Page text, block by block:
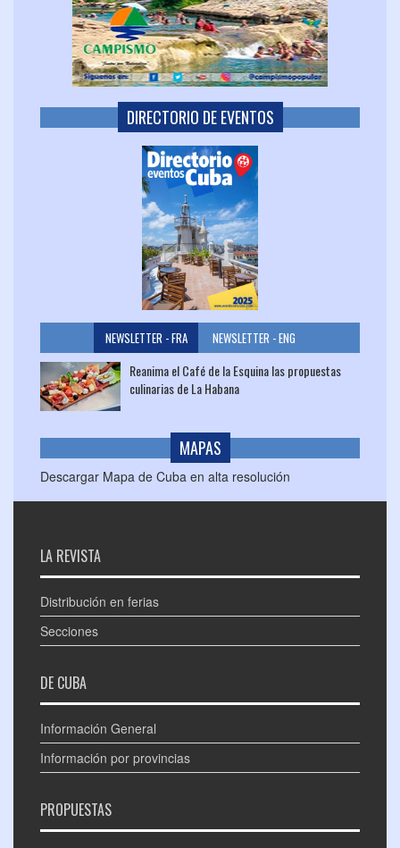
DIRECTORIO DE EVENTOS
NEWSLETTER - FRA NEWSLETTER - ENG
Reanima el Café de la Esquina las propuestas
culinarias de La Habana
MAPAS
Descargar Mapa de Cuba en alta resolución
LA REVISTA
Distribución en ferias
Secciones
DE CUBA
Información General
Información por provincias
PROPUESTAS